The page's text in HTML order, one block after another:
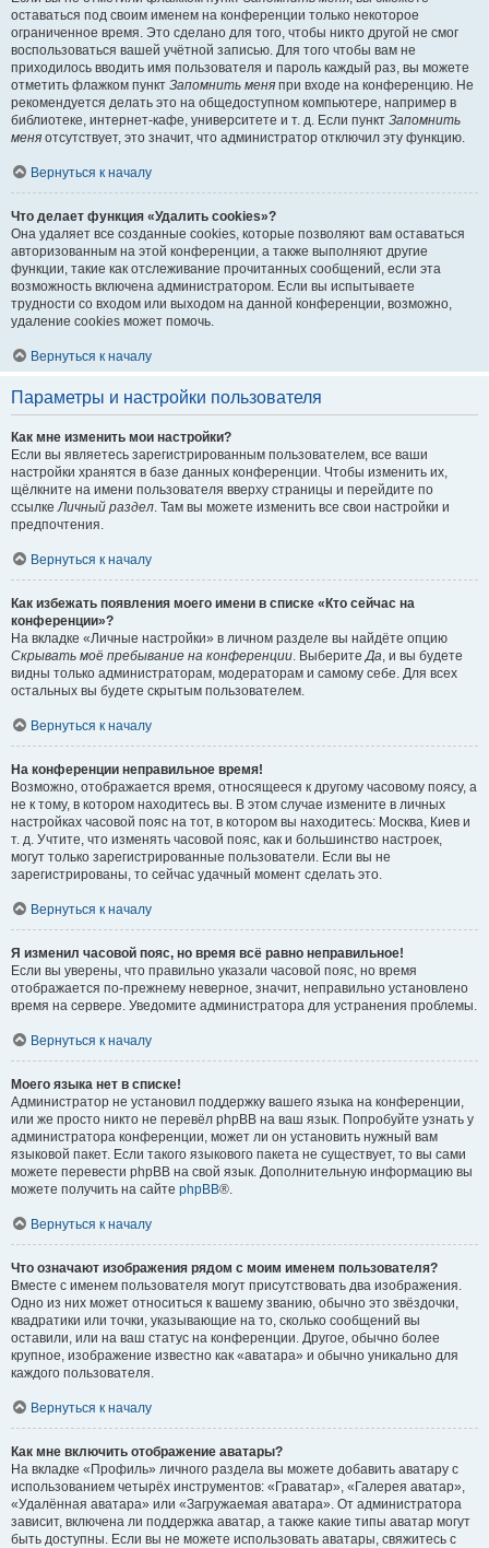
оставаться под своим именем на конференции только некоторое
ограниченное время. Это сделано для того, чтобы никто другой не смог
воспользоваться вашей учётной записью. Для того чтобы вам не
приходилось вводить имя пользователя и пароль каждый раз, вы можете
отметить флажком пункт Запомнить меня при входе на конференцию. Не
рекомендуется делать это на общедоступном компьютере, например в
библиотеке, интернет-кафе, университете и т. д. Если пункт Запомнить
меня отсутствует, это значит, что администратор отключил эту функцию.
Вернуться к началу
Что делает функция «Удалить cookies»?
Она удаляет все созданные cookies, которые позволяют вам оставаться
авторизованным на этой конференции, а также выполняют другие
функции, такие как отслеживание прочитанных сообщений, если эта
возможность включена администратором. Если вы испытываете
трудности со входом или выходом на данной конференции, возможно,
удаление cookies может помочь.
Вернуться к началу
Параметры и настройки пользователя
Как мне изменить мои настройки?
Если вы являетесь зарегистрированным пользователем, все ваши
настройки хранятся в базе данных конференции. Чтобы изменить их,
щёлкните на имени пользователя вверху страницы и перейдите по
ссылкеЛичный раздел. Там вы можете изменить все свои настройки и
предпочтения.
Вернуться к началу
Как избежать появления моего имени в списке «Кто сейчас на
конференции»?
На вкладке «Личные настройки» в личном разделе вы найдёте опцию
Скрывать моё пребывание на конференции. ВыберитеДа, и вы будете
видны только администраторам, модераторам и самому себе. Для всех
остальных вы будете скрытым пользователем.
Вернуться к началу
На конференции неправильное время!
Возможно, отображается время, относящееся к другому часовому поясу, а
не к тому, в котором находитесь вы. В этом случае измените в личных
настройках часовой пояс на тот, в котором вы находитесь: Москва, Киев и
т. д. Учтите, что изменять часовой пояс, как и большинство настроек,
могут только зарегистрированные пользователи. Если вы не
зарегистрированы, то сейчас удачный момент сделать это.
Вернуться к началу
Я изменил часовой пояс, но время всё равно неправильное!
Если вы уверены, что правильно указали часовой пояс, но время
отображается по-прежнему неверное, значит, неправильно установлено
время на сервере. Уведомите администратора для устранения проблемы.
Вернуться к началу
Моего языка нет в списке!
Администратор не установил поддержку вашего языка на конференции,
или же просто никто не перевёл phpBB на ваш язык. Попробуйте узнать у
администратора конференции, может ли он установить нужный вам
языковой пакет. Если такого языкового пакета не существует, то вы сами
можете перевести phpBB на свой язык. Дополнительную информацию вы
можете получить на сайте phpBB®.
Вернуться к началу
Что означают изображения рядом с моим именем пользователя?
Вместе с именем пользователя могут присутствовать два изображения.
Одно из них может относиться к вашему званию, обычно это звёздочки,
квадратики или точки, указывающие на то, сколько сообщений вы
оставили, или на ваш статус на конференции. Другое, обычно более
крупное, изображение известно как «аватара» и обычно уникально для
каждого пользователя.
Вернуться к началу
Как мне включить отображение аватары?
На вкладке «Профиль» личного раздела вы можете добавить аватару с
использованием четырёх инструментов: «Граватар», «Галерея аватар»,
«Удалённая аватара» или «Загружаемая аватара». От администратора
зависит, включена ли поддержка аватар, а также какие типы аватар могут
быть доступны. Если вы не можете использовать аватары, свяжитесь с